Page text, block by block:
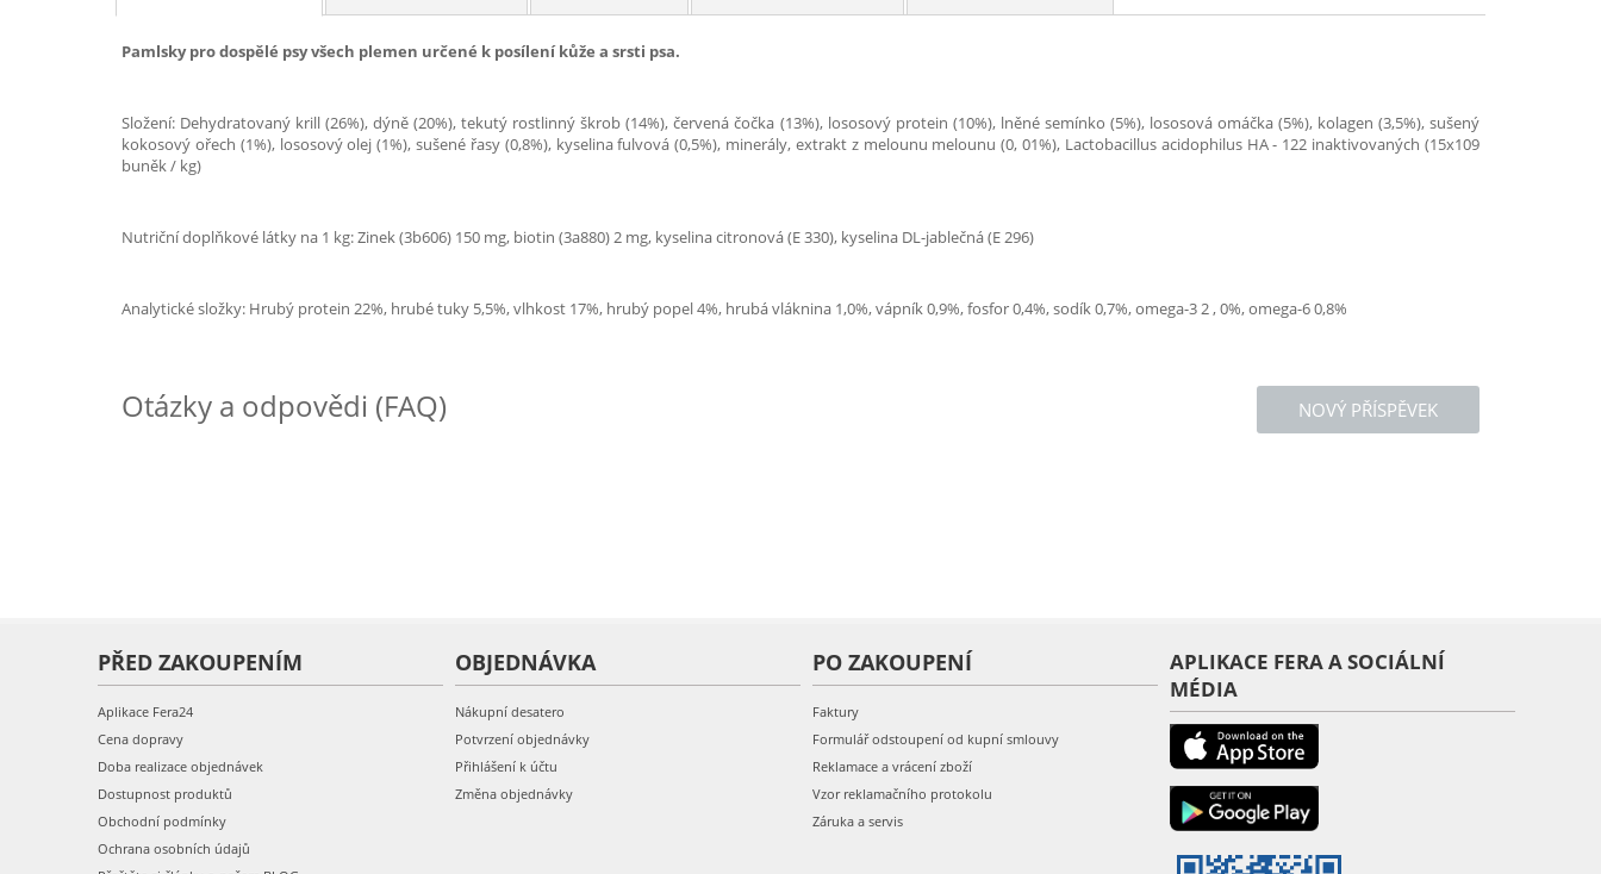
Pamlsky pro dospělé psy všech plemen určené k posílení kůže a srsti psa.
Složení: Dehydratovaný krill (26%), dýně (20%), tekutý rostlinný škrob (14%), červená čočka (13%), lososový protein (10%), lněné semínko (5%), lososová omáčka (5%), kolagen (3,5%), sušený
kokosový ořech (1%), lososový olej (1%), sušené řasy (0,8%), kyselina fulvová (0,5%), minerály, extrakt z melounu melounu (0, 01%), Lactobacillus acidophilus HA - 122 inaktivovaných (15x109
buněk / kg)
Nutriční doplňkové látky na 1 kg: Zinek (3b606) 150 mg, biotin (3a880) 2 mg, kyselina citronová (E 330), kyselina DL-jablečná (E 296)
Analytické složky: Hrubý protein 22%, hrubé tuky 5,5%, vlhkost 17%, hrubý popel 4%, hrubá vláknina 1,0%, vápník 0,9%, fosfor 0,4%, sodík 0,7%, omega-3 2 , 0%, omega-6 0,8%
NOVÝ PŘÍSPĚVEK
Otázky a odpovědi (FAQ)
PŘED ZAKOUPENÍM
Aplikace Fera24
Cena dopravy
Doba realizace objednávek
Dostupnost produktů
Obchodní podmínky
Ochrana osobních údajů
OBJEDNÁVKA
Nákupní desatero
Potvrzení objednávky
Přihlášení k účtu
Změna objednávky
PO ZAKOUPENÍ
Faktury
Formulář odstoupení od kupní smlouvy
Reklamace a vrácení zboží
Vzor reklamačního protokolu
Záruka a servis
APLIKACE FERA A SOCIÁLNÍ
MÉDIA